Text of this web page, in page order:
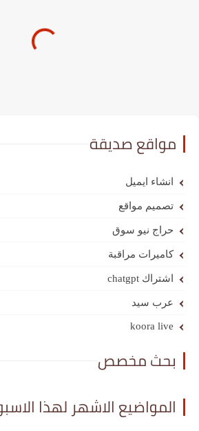
مواقع صديقة
انشاء ايميل
تصميم مواقع
حراج نيو سوق
كاميرات مراقبة
اشتراك chatgpt
عرب سيد
koora live
بحث مخصص
المواضيع الاشهر لهذا الاسبوع